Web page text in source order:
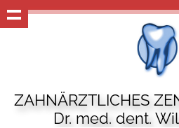
ZAHNÄRZTLICHES
Dr. med. dent.